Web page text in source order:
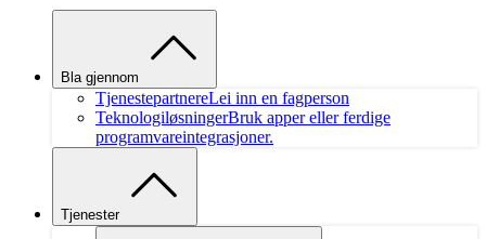
Bla gjennom
TjenestepartnereLei inn en fagperson
TeknologiløsningerBruk apper eller ferdige
programvareintegrasjoner.
Tjenester